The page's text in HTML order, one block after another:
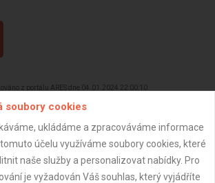
z portálu ARES dne 04.01.2024 22:00:10
Důležité informace
soubory cookies
ukládáme a zpracováváme informace
účelu využíváme soubory cookies, které
naše služby a personalizovat nabídky. Pro
je vyžadován Váš souhlas, který vyjádříte